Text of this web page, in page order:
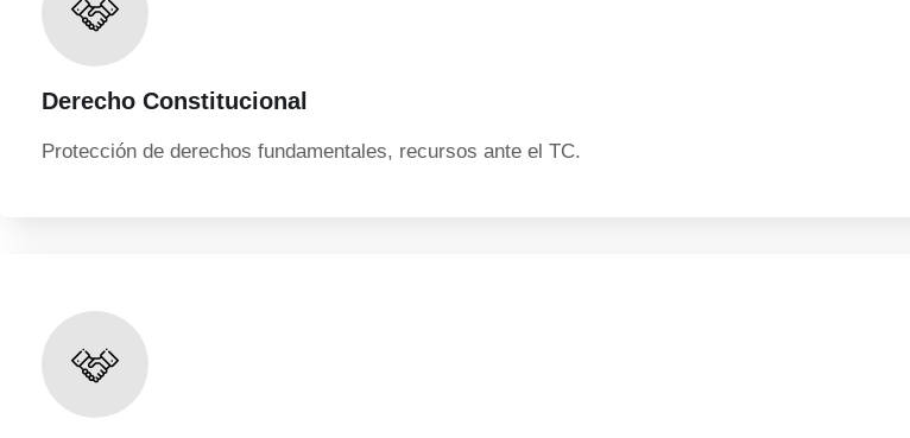
Derecho Constitucional
Protección de derechos fundamentales, recursos ante el TC.